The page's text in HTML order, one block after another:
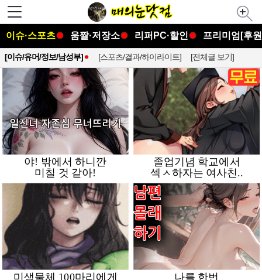
이슈·스포츠 움짤·저장소 리퍼PC·할인 프리미엄[후
[이슈/유머/정보/남성부] [스포츠/결과/하이라이트] [전체글 보기]